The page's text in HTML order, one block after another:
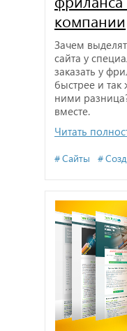
компании
Зачем
сайта у
заказать у
быстрее и
ними
вместе.
Читать
Сайты